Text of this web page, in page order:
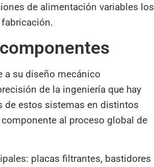
de alimentación variables los
a su diseño mecánico
de la ingeniería que hay
de estos sistemas en distintos
al proceso global de
placas filtrantes, bastidores